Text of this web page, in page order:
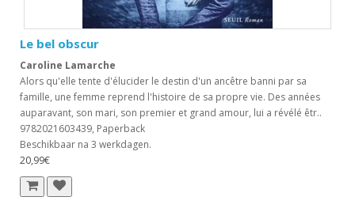
Le bel obscur
Caroline Lamarche
Alors qu'elle tente d'élucider le destin d'un ancêtre banni par sa
famille, une femme reprend l'histoire de sa propre vie. Des années
auparavant, son mari, son premier et grand amour, lui a révélé êtr..
9782021603439, Paperback
Beschikbaar na 3 werkdagen.
20,99€